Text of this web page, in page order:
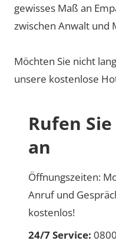
gewisses Maß an
zwischen Anwalt und
Möchten Sie nicht
unsere kostenlose
Rufen
an
Öffnungszeiten:
Anruf und
kostenlos!
24/7 Service: